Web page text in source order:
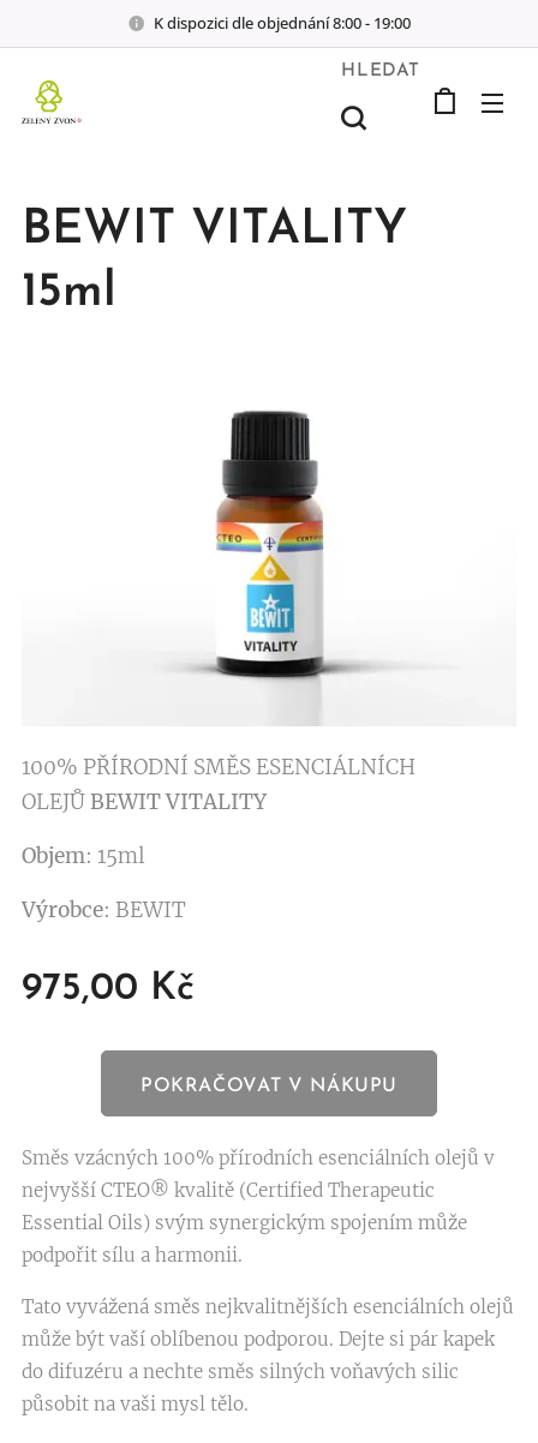
K dispozici dle objednání 8:00 - 19:00
HLEDAT
BEWIT VITALITY
15ml
100% PŘÍRODNÍ SMĚS ESENCIÁLNÍCH
OLEJŮBEWIT VITALITY
Objem: 15ml
Výrobce: BEWIT
975,00 Kč
POKRAČOVAT V NÁKUPU
Směs vzácných 100% přírodních esenciálních olejů v
nejvyšší CTEO® kvalitě (Certified Therapeutic
Essential Oils) svým synergickým spojením může
podpořit sílu a harmonii.
Tato vyvážená směs nejkvalitnějších esenciálních olejů
může být vaší oblíbenou podporou. Dejte si pár kapek
do difuzéru a nechte směs silných voňavých silic
působit na vaši mysl tělo.